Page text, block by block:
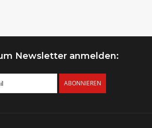
Newsletter anmelden:
ABONNIEREN